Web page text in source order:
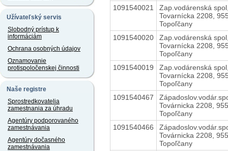
Užívateľský servis
Slobodný prístup k
informáciám
Ochrana osobných údajov
Oznamovanie
protispoločenskej činnosti
Naše registre
Sprostredkovatelia
zamestnania za úhradu
Agentúry podporovaného
zamestnávania
Agentúry dočasného
zamestnávania
1091540021
Zap.vodárenská
Tovarnícka 2208,
Topoľčany
1091540020
Zap.vodárenská
Tovarnícka 2208,
Topoľčany
1091540019
Zap.vodárenská
Tovarnícka 2208,
Topoľčany
1091540467
Továrnicka 2208,
Topoľčany
1091540466
Továrnicka 2208,
Topoľčany